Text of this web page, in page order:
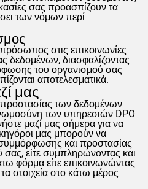
σας προασπίζουν τα
των νόμων περί
στις επικοινωνίες
δεδομένων, διασφαλίζοντας
του οργανισμού σας
αποτελεσματικά.
μας
προστασίας των δεδομένων
των υπηρεσιών DPO
μαζί μας σήμερα για να
μας μπορούν να
και προστασίας
είτε συμπληρώνοντας και
φόρμα είτε επικοινωνώντας
στοιχεία στο κάτω μέρος